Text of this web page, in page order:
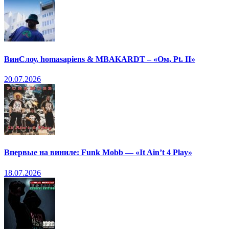
ВинСлоу, homasapiens & MBAKARDT – «Ом, Pt. II»
20.07.2026
Впервые на виниле: Funk Mobb — «It Ain’t 4 Play»
18.07.2026